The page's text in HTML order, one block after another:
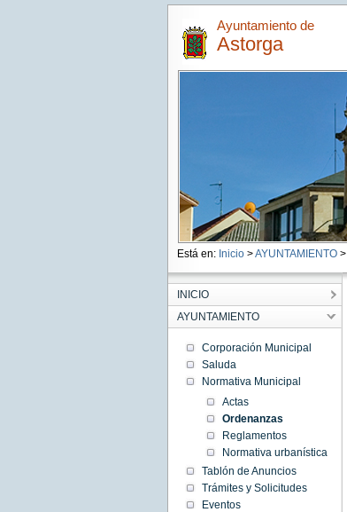
Ayuntamiento de
Astorga
Está en: Inicio >AYUNTAMIENTO>
INICIO
AYUNTAMIENTO
Corporación Municipal
Saluda
Normativa Municipal
Actas
Ordenanzas
Reglamentos
Normativa urbanística
Tablón de Anuncios
Trámites y Solicitudes
Eventos